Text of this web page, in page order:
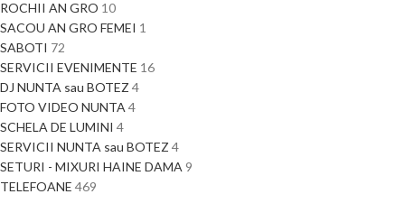
ROCHII AN GRO 10
SACOU AN GRO FEMEI 1
SABOTI 72
SERVICII EVENIMENTE 16
DJ NUNTA sau BOTEZ 4
FOTO VIDEO NUNTA 4
SCHELA DE LUMINI 4
SERVICII NUNTA sau BOTEZ 4
SETURI - MIXURI HAINE DAMA 9
TELEFOANE 469